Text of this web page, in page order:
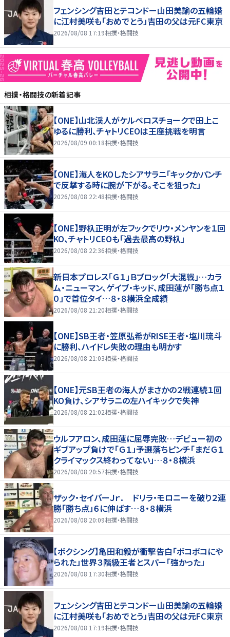
フェンシング吉田とテコンドー山田美諭の五輪婚
に江村美咲も「おめでとう」吉田の父は元FC東京
2026/08/08 17:19相撲・格闘技
相撲・格闘技の新着記事
【ONE】山北渓人がケルベロスチョークで田上こ
ゆるに勝利、チャトリCEOは王座挑戦を明言
2026/08/09 00:18相撲・格闘技
【ONE】海人をKOしたシアサラニ「キックかパンチ
で反撃する時に腕が下がる。そこを狙った」
2026/08/08 22:48相撲・格闘技
【ONE】野杁正明が左フックでリウ・メンヤンを１回
KO、チャトリCEOも「過去最高の野杁」
2026/08/08 22:36相撲・格闘技
新日本プロレス「Ｇ１」Ｂブロック「大混戦」…カラ
ム・ニューマン、ゲイブ・キッド、成田蓮が「勝ち点１
０」で首位タイ…８・８横浜全成績
2026/08/08 21:20相撲・格闘技
【ONE】SB王者・笠原弘希がRISE王者・塩川琉斗
に勝利、ハイドレ失敗の理由も明かす
2026/08/08 21:03相撲・格闘技
【ONE】元SB王者の海人がまさかの２戦連続１回
KO負け、シアサラニの左ハイキックで失神
2026/08/08 21:02相撲・格闘技
ウルフアロン、成田蓮に屈辱完敗…デビュー初の
ギブアップ負けで「Ｇ１」予選落ちピンチ「まだＧ１
クライマックス終わってない」…８・８横浜
2026/08/08 20:57相撲・格闘技
ザック・セイバーＪｒ． ドリラ・モロニーを破り２連
勝「勝ち点」６に伸ばす…８・８横浜
2026/08/08 20:09相撲・格闘技
【ボクシング】亀田和毅が衝撃告白「ボコボコにや
られた」世界３階級王者とスパー「強かった」
2026/08/08 17:30相撲・格闘技
フェンシング吉田とテコンドー山田美諭の五輪婚
に江村美咲も「おめでとう」吉田の父は元FC東京
2026/08/08 17:19相撲・格闘技